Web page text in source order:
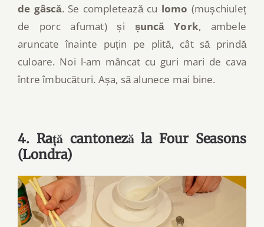
de gâscă. Se completează cu lomo (mușchiuleț
de porc afumat) și șuncă York, ambele
aruncate înainte puțin pe plită, cât să prindă
culoare. Noi l-am mâncat cu guri mari de cava
între îmbucături. Așa, să alunece mai bine.
4. Rață cantoneză la Four Seasons
(Londra)